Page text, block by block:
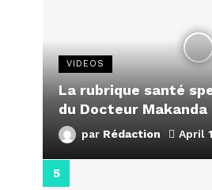
VIDEOS
La rubrique santé
du Docteur Makanda
par Rédaction April